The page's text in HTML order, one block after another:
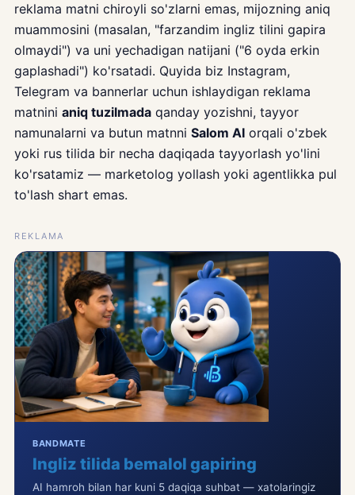
reklama matni chiroyli so'zlarni emas, mijozning aniq
muammosini (masalan, "farzandim ingliz tilini gapira
olmaydi") va uni yechadigan natijani ("6 oyda erkin
gaplashadi") ko'rsatadi. Quyida biz Instagram,
Telegram va bannerlar uchun ishlaydigan reklama
matnini aniq tuzilmada qanday yozishni, tayyor
namunalarni va butun matnni Salom AI orqali o'zbek
yoki rus tilida bir necha daqiqada tayyorlash yo'lini
ko'rsatamiz — marketolog yollash yoki agentlikka pul
to'lash shart emas.
REKLAMA
BANDMATE
Ingliz tilida bemalol gapiring
AI hamroh bilan har kuni 5 daqiqa suhbat — xatolaringiz